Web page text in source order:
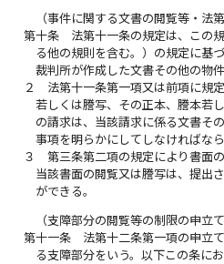
（事件に関する文書の閲覧等・法
第十条
法第十一条の規定は、この
る他の規則を含む。）の規定に基
裁判所が作成した文書その他の物
２
法第十一条第一項又は前項に規
若しくは謄写、その正本、謄本若
の請求は、当該請求に係る文書そ
事項を明らかにしてしなければなら
３
第三条第二項の規定により書面
当該書面の閲覧又は謄写は、提出
ができる。
（支障部分の閲覧等の制限の申立
第十一条
法第十二条第一項の申立
る支障部分をいう。以下この条に